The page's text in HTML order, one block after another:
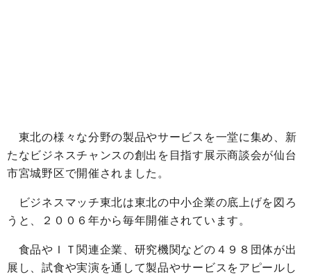
東北の様々な分野の製品やサービスを一堂に集め、新
たなビジネスチャンスの創出を目指す展示商談会が仙台
市宮城野区で開催されました。
ビジネスマッチ東北は東北の中小企業の底上げを図ろ
うと、２００６年から毎年開催されています。
食品やＩＴ関連企業、研究機関などの４９８団体が出
展し、試食や実演を通して製品やサービスをアピールし